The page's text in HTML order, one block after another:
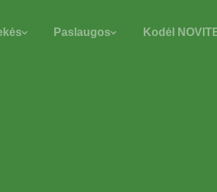
Paslaugos Kodėl